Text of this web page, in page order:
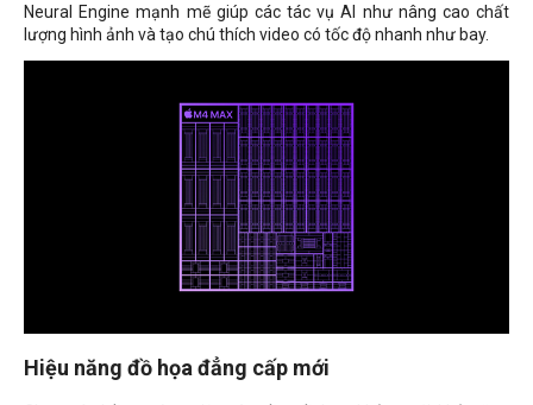
Neural Engine mạnh mẽ giúp các tác vụ AI như nâng cao chất
lượng hình ảnh và tạo chú thích video có tốc độ nhanh như bay.
Hiệu năng đồ họa đẳng cấp mới